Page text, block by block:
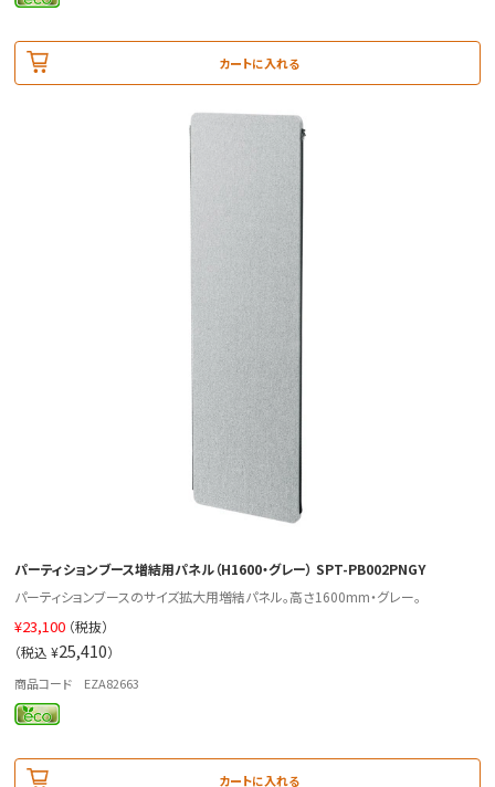
カートに入れる
パーティションブース増結用パネル（H1600・グレー） SPT-PB002PNGY
パーティションブースのサイズ拡大用増結パネル。高さ1600mm・グレー。
¥23,100 （税抜）
（税込 ¥25,410）
商品コード EZA82663
カートに入れる